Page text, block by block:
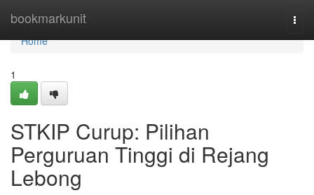
bookmarkunit
Home
Home
1
STKIP Curup: Pilihan
Perguruan Tinggi di Rejang
Lebong